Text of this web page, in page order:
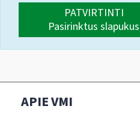
PATVIRTINTI
Pasirinktus slapukus
APIE VMI